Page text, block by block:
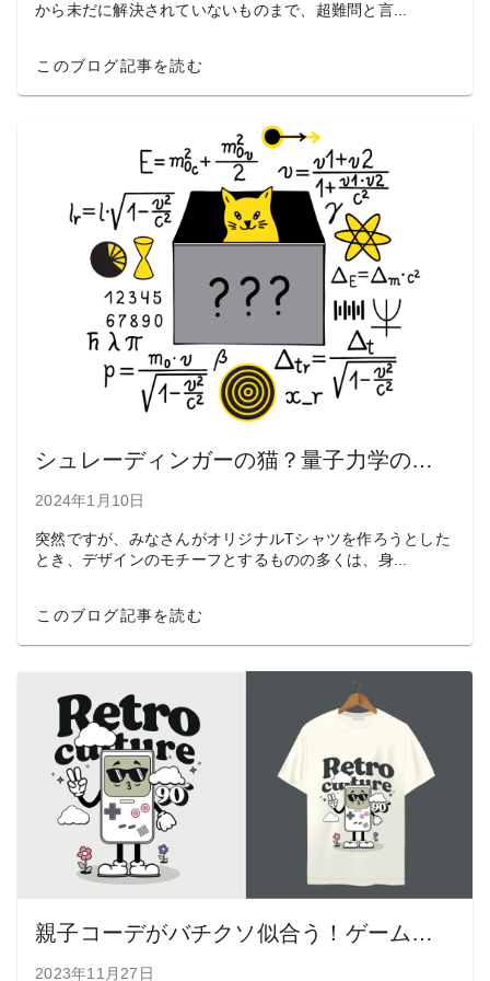
から未だに解決されていないものまで、超難問と言...
このブログ記事を読む
シュレーディンガーの猫？量子力学の不思議な世界とデザイン
2024年1月10日
突然ですが、みなさんがオリジナルTシャツを作ろうとした
とき、デザインのモチーフとするものの多くは、身...
このブログ記事を読む
親子コーデがバチクソ似合う！ゲームキャラTシャツの着こなしテク
2023年11月27日